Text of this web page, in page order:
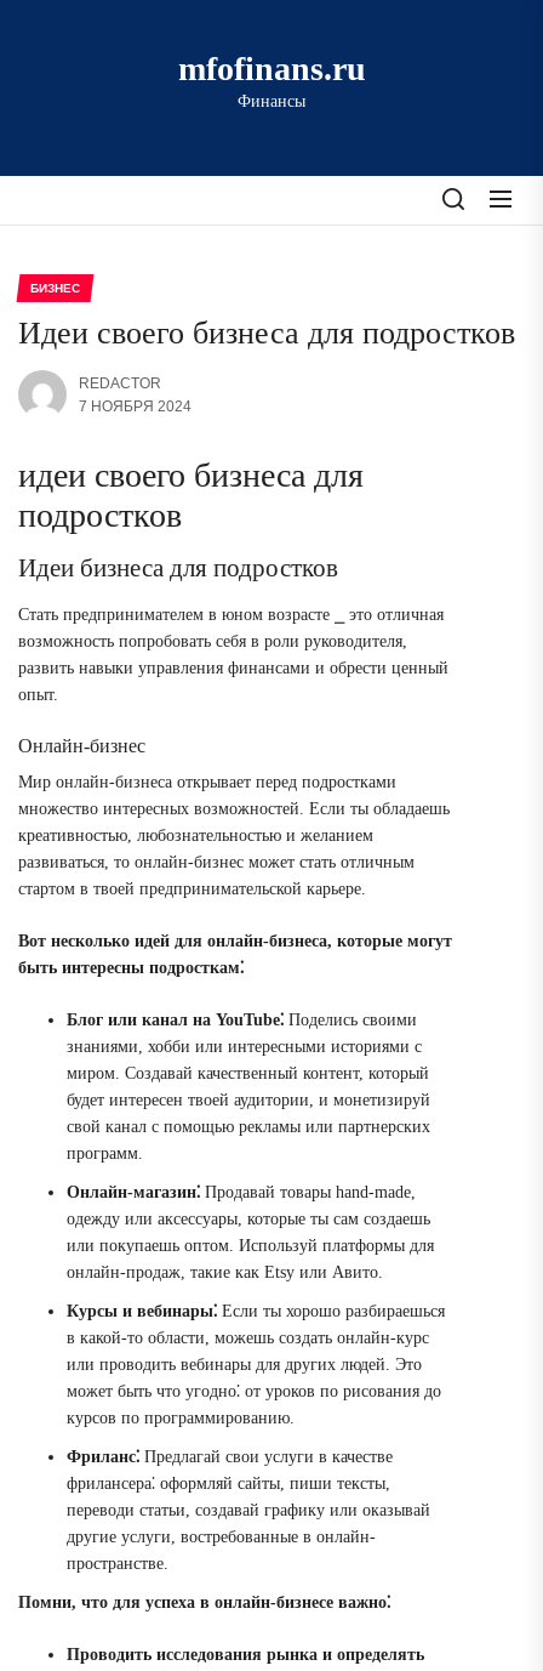
mfofinans.ru
Финансы
БИЗНЕС
Идеи своего бизнеса для подростков
REDACTOR
7 НОЯБРЯ 2024
идеи своего бизнеса для
подростков
Идеи бизнеса для подростков
Стать предпринимателем в юном возрасте ⎯ это отличная
возможность попробовать себя в роли руководителя,
развить навыки управления финансами и обрести ценный
опыт.
Онлайн-бизнес
Мир онлайн-бизнеса открывает перед подростками
множество интересных возможностей. Если ты обладаешь
креативностью, любознательностью и желанием
развиваться, то онлайн-бизнес может стать отличным
стартом в твоей предпринимательской карьере.
Вот несколько идей для онлайн-бизнеса, которые могут
быть интересны подросткам⁚
Блог или канал на YouTube⁚ Поделись своими
знаниями, хобби или интересными историями с
миром. Создавай качественный контент, который
будет интересен твоей аудитории, и монетизируй
свой канал с помощью рекламы или партнерских
программ.
Онлайн-магазин⁚ Продавай товары hand-made,
одежду или аксессуары, которые ты сам создаешь
или покупаешь оптом. Используй платформы для
онлайн-продаж, такие как Etsy или Авито.
Курсы и вебинары⁚ Если ты хорошо разбираешься
в какой-то области, можешь создать онлайн-курс
или проводить вебинары для других людей. Это
может быть что угодно⁚ от уроков по рисования до
курсов по программированию.
Фриланс⁚ Предлагай свои услуги в качестве
фрилансера⁚ оформляй сайты, пиши тексты,
переводи статьи, создавай графику или оказывай
другие услуги, востребованные в онлайн-
пространстве.
Помни, что для успеха в онлайн-бизнесе важно⁚
Проводить исследования рынка и определять